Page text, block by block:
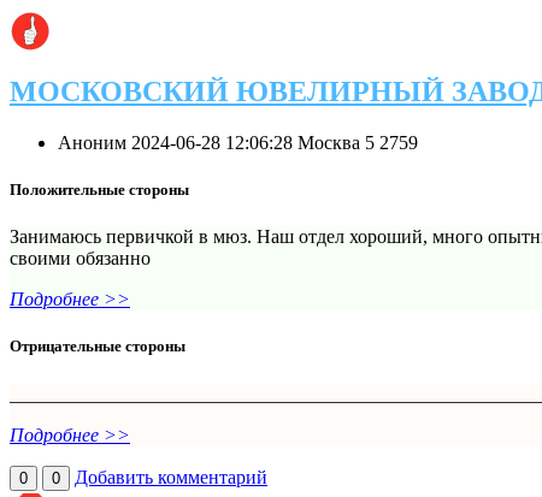
МОСКОВСКИЙ ЮВЕЛИРНЫЙ
Аноним 2024-06-28 12:06:28 Москва 5 2759
Положительные стороны
Занимаюсь первичкой в мюз. Наш отдел хороший, много
своими обязанно
Подробнее >>
Отрицательные стороны
Подробнее >>
0 0 Добавить комментарий